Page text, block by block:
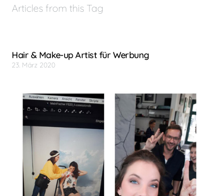
Articles from this Tag
Hair & Make-up Artist für Werbung
23. März 2020